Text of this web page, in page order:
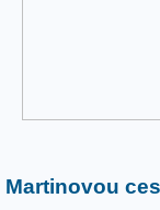
Martinovou